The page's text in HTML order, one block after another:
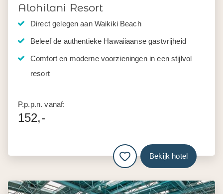
Alohilani Resort
Direct gelegen aan Waikiki Beach
Beleef de authentieke Hawaiiaanse gastvrijheid
Comfort en moderne voorzieningen in een stijlvol
resort
P.p.p.n. vanaf:
152,-
Bekijk hotel